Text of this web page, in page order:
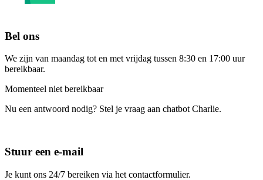
Bel ons
We zijn van maandag tot en met vrijdag tussen 8:30 en 17:00 uur
bereikbaar.
Momenteel niet bereikbaar
Nu een antwoord nodig? Stel je vraag aan chatbot Charlie.
Stuur een e-mail
Je kunt ons 24/7 bereiken via het contactformulier.